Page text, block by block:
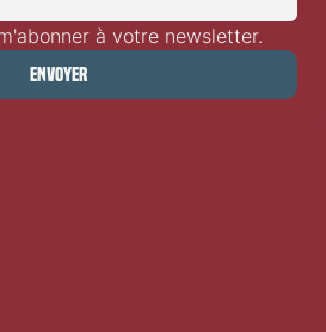
à votre newsletter.
Envoyer